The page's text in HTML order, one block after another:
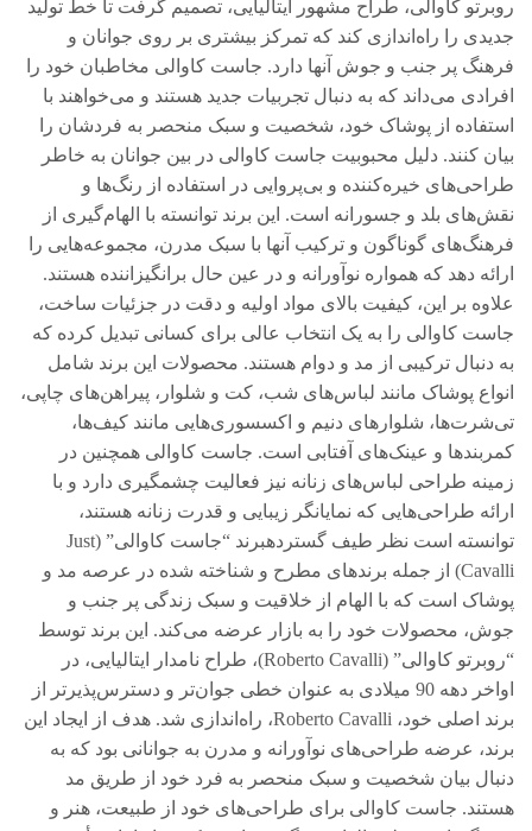
روبرتو کاوالی، طراح مشهور ایتالیایی، تصمیم گرفت تا خط تولید
جدیدی را راه‌اندازی کند که تمرکز بیشتری بر روی جوانان و
فرهنگ پر جنب و جوش آنها دارد. جاست کاوالی مخاطبان خود را
افرادی می‌داند که به دنبال تجربیات جدید هستند و می‌خواهند با
استفاده از پوشاک خود، شخصیت و سبک منحصر به فردشان را
بیان کنند. دلیل محبوبیت جاست کاوالی در بین جوانان به خاطر
طراحی‌های خیره‌کننده و بی‌پروایی در استفاده از رنگ‌ها و
نقش‌های بلد و جسورانه است. این برند توانسته با الهام‌گیری از
فرهنگ‌های گوناگون و ترکیب آنها با سبک مدرن، مجموعه‌هایی را
ارائه دهد که همواره نوآورانه و در عین حال برانگیزاننده هستند.
علاوه بر این، کیفیت بالای مواد اولیه و دقت در جزئیات ساخت،
جاست کاوالی را به یک انتخاب عالی برای کسانی تبدیل کرده که
به دنبال ترکیبی از مد و دوام هستند. محصولات این برند شامل
انواع پوشاک مانند لباس‌های شب، کت و شلوار، پیراهن‌های چاپی،
تی‌شرت‌ها، شلوارهای دنیم و اکسسوری‌هایی مانند کیف‌ها،
کمربندها و عینک‌های آفتابی است. جاست کاوالی همچنین در
زمینه طراحی لباس‌های زنانه نیز فعالیت چشمگیری دارد و با
ارائه طراحی‌هایی که نمایانگر زیبایی و قدرت زنانه هستند،
توانسته است نظر طیف گستردهبرند “جاست کاوالی” (Just
Cavalli) از جمله برندهای مطرح و شناخته شده در عرصه مد و
پوشاک است که با الهام از خلاقیت و سبک زندگی پر جنب و
جوش، محصولات خود را به بازار عرضه می‌کند. این برند توسط
“روبرتو کاوالی” (Roberto Cavalli)، طراح نامدار ایتالیایی، در
اواخر دهه 90 میلادی به عنوان خطی جوان‌تر و دسترس‌پذیرتر از
برند اصلی خود، Roberto Cavalli، راه‌اندازی شد. هدف از ایجاد این
برند، عرضه طراحی‌های نوآورانه و مدرن به جوانانی بود که به
دنبال بیان شخصیت و سبک منحصر به فرد خود از طریق مد
هستند. جاست کاوالی برای طراحی‌های خود از طبیعت، هنر و